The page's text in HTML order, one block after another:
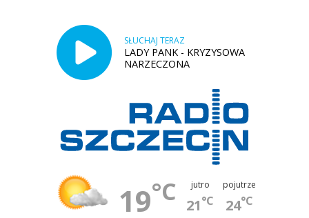
SŁUCHAJ TERAZ
LADY PANK - KRYZYSOWA
NARZECZONA
19°C jutro
21°C
pojutrze
24°C